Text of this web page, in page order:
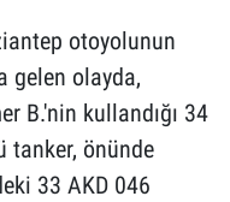
otoyolunun
gelen olayda,
B.'nin kullandığı 34
tanker, önünde
33 AKD 046